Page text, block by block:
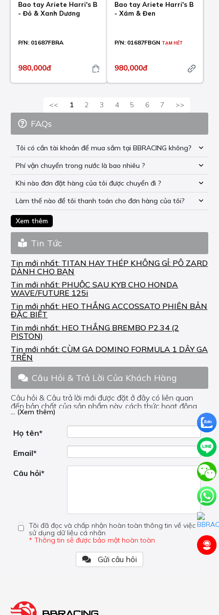
Bao tay Ariete Harri's B
- Đỏ & Xanh Dương
P/N: 01687FBRA
980,000đ
Bao tay Ariete Harri's B
- Xám & Đen
P/N: 01687FBGN TẠM HẾT
980,000đ
<< 1 2 3 4 5 6 7 >>
FAQs
Tôi có cần tài khoản để mua sắm tại BBRACING không?
Phí vận chuyển trong nước là bao nhiêu ?
Khi nào đơn đặt hàng của tôi được chuyển đi ?
Làm thế nào để tôi thanh toán cho đơn hàng của tôi?
Xem thêm
Tin Tức
Tin mới nhất: TITAN HAY THÉP KHÔNG GỈ: PÔ ZARD
DÀNH CHO BẠN
Tin mới nhất: PHUỘC SAU KYB CHO HONDA
WAVE/FUTURE 125i
Tin mới nhất: HEO THẮNG ACCOSSATO PHIÊN BẢN
ĐẶC BIỆT
Tin mới nhất: HEO THẮNG BREMBO P2.34 (2
PISTON)
Tin mới nhất:CÙM GA DOMINO FORMULA 1 DÂY GA
TRÊN
Câu Hỏi & Trả Lời Của Khách Hàng
Câu hỏi & Câu trả lời mới được đặt ở đây có liên quan
đến bản chất của sản phẩm này, cách thức hoạt động,
nơi hoạt động, liệu nó có hữu ích không, v.v.
Nếu bạn cần trợ giúp về phần khác, vui lòng không đặt
câu hỏi của bạn ở đây mà bên trong trang đó.
... (Xem thêm)
Họ tên*
Email*
Câu hỏi*
Tôi đã đọc và chấp nhận hoàn toàn thông tin về việc
sử dụng dữ liệu cá nhân
* Thông tin sẽ được bảo mật hoàn toàn
Gửi câu hỏi